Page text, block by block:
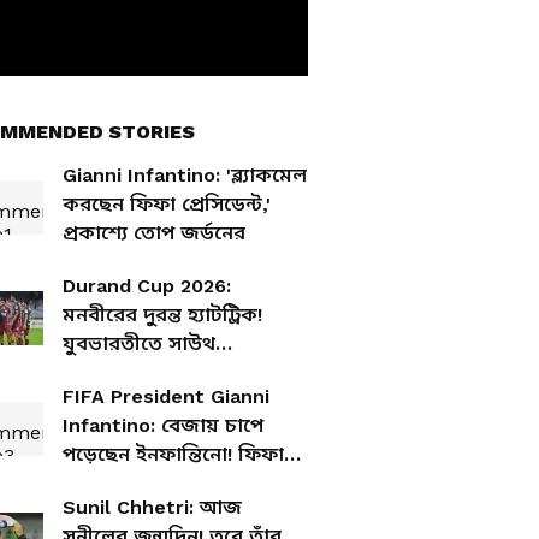
STORIES
Gianni Infantino: 'ব্ল্যাকমেল
করছেন ফিফা প্রেসিডেন্ট,'
প্রকাশ্যে তোপ জর্ডনের
Durand Cup 2026:
মনবীরের দুরন্ত হ্যাটট্রিক!
যুবভারতীতে সাউথ
মালা পরাল মোহনবাগান, ৮-০
গোলে জয়
FIFA President Gianni
Infantino: বেজায় চাপে
পড়েছেন ইনফান্তিনো! ফিফা
পরিকল্পনা?
Sunil Chhetri: আজ